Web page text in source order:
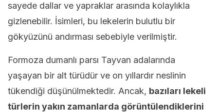
sayede dallar ve yapraklar arasında kolaylıkla
gizlenebilir. İsimleri, bu lekelerin bulutlu bir
gökyüzünü andırması sebebiyle verilmiştir.
Formoza dumanlı parsı Tayvan adalarında
yaşayan bir alt türüdür ve on yıllardır neslinin
tükendiği düşünülmektedir. Ancak, bazıları lekeli
türlerin yakın zamanlarda görüntülendiklerini